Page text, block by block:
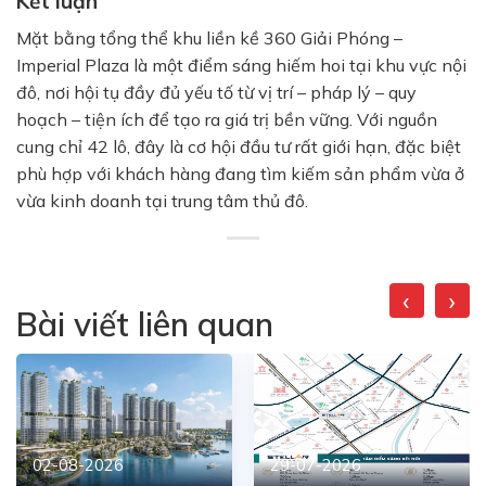
Mặt bằng tổng thể khu liền kề 360 Giải Phóng –
Imperial Plaza là một điểm sáng hiếm hoi tại khu vực nội
đô, nơi hội tụ đầy đủ yếu tố từ vị trí – pháp lý – quy
hoạch – tiện ích để tạo ra giá trị bền vững. Với nguồn
cung chỉ 42 lô, đây là cơ hội đầu tư rất giới hạn, đặc biệt
phù hợp với khách hàng đang tìm kiếm sản phẩm vừa ở
vừa kinh doanh tại trung tâm thủ đô.
Bài viết liên quan
02-08-2026 29-07-2026
‹ ›